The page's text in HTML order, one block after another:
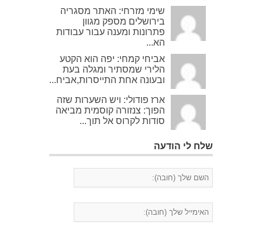
שימי מזרחי: האתר מסגריה
בירושלים מספק מגוון
פתרונות ומענה עבור עבודות
הא...
אביחי קמחי: יפה הוא הקטע
הלירי שמסתיר ומגלה בעת
ובעונה אחת התייסרות,אביח...
ארז פודולי: ויש השערות שזה
הפוך: צנזורה קוסמית מביאה
סודות לקרוס אל תוך...
שלח לי הודעה